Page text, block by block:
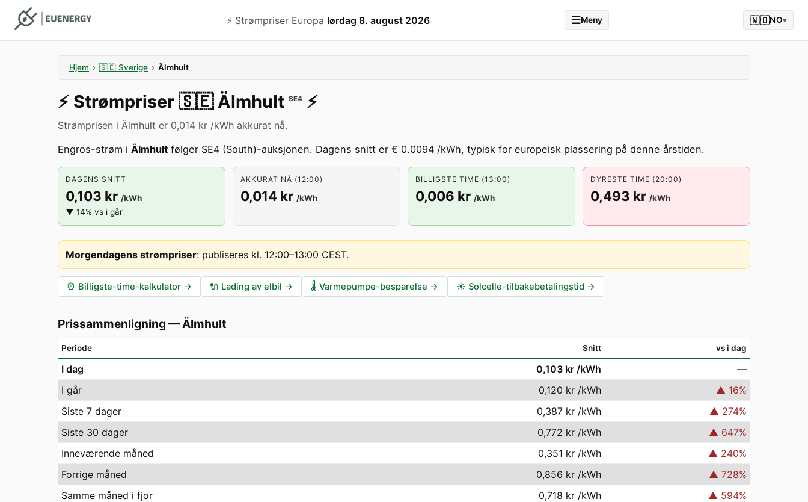
⚡️ Strømpriser Europa lørdag 8. august 2026 ☰Meny 🇳🇴NO▾
Hjem › 🇸🇪 Sverige › Älmhult
⚡️ Strømpriser 🇸🇪 Älmhult SE4 ⚡️
Strømprisen i Älmhult er 0,014 kr /kWh akkurat nå.
Engros-strøm i Älmhult følger SE4 (South)-auksjonen. Dagens snitt er € 0.0094 /kWh, typisk for europeisk plassering på denne årstiden.
DAGENS SNITT
0,103 kr /kWh
▼ 14% vs i går
AKKURAT NÅ (12:00)
0,014 kr /kWh
BILLIGSTE TIME (13:00)
0,006 kr /kWh
DYRESTE TIME (20:00)
0,493 kr /kWh
Morgendagens strømpriser: publiseres kl. 12:00–13:00 CEST.
⏰ Billigste-time-kalkulator → 🔌 Lading av elbil → 🌡️ Varmepumpe-besparelse → ☀️ Solcelle-tilbakebetalingstid →
Prissammenligning —Älmhult
Periode Snitt vs i dag
I dag 0,103 kr /kWh
—
I går
0,120 kr /kWh ▲ 16%
Siste 7 dager
0,387 kr /kWh ▲ 274%
Siste 30 dager
0,772 kr /kWh ▲ 647%
Inneværende måned
0,351 kr /kWh ▲ 240%
Forrige måned
0,856 kr /kWh ▲ 728%
Samme måned i fjor
0,718 kr /kWh ▲ 594%